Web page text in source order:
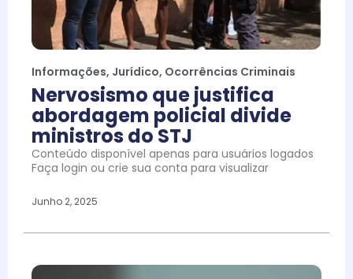
Informações, Jurídico, Ocorrências Criminais
Nervosismo que justifica
abordagem policial divide
ministros do STJ
Conteúdo disponível apenas para usuários logados
Faça login ou crie sua conta para visualizar
Junho 2, 2025